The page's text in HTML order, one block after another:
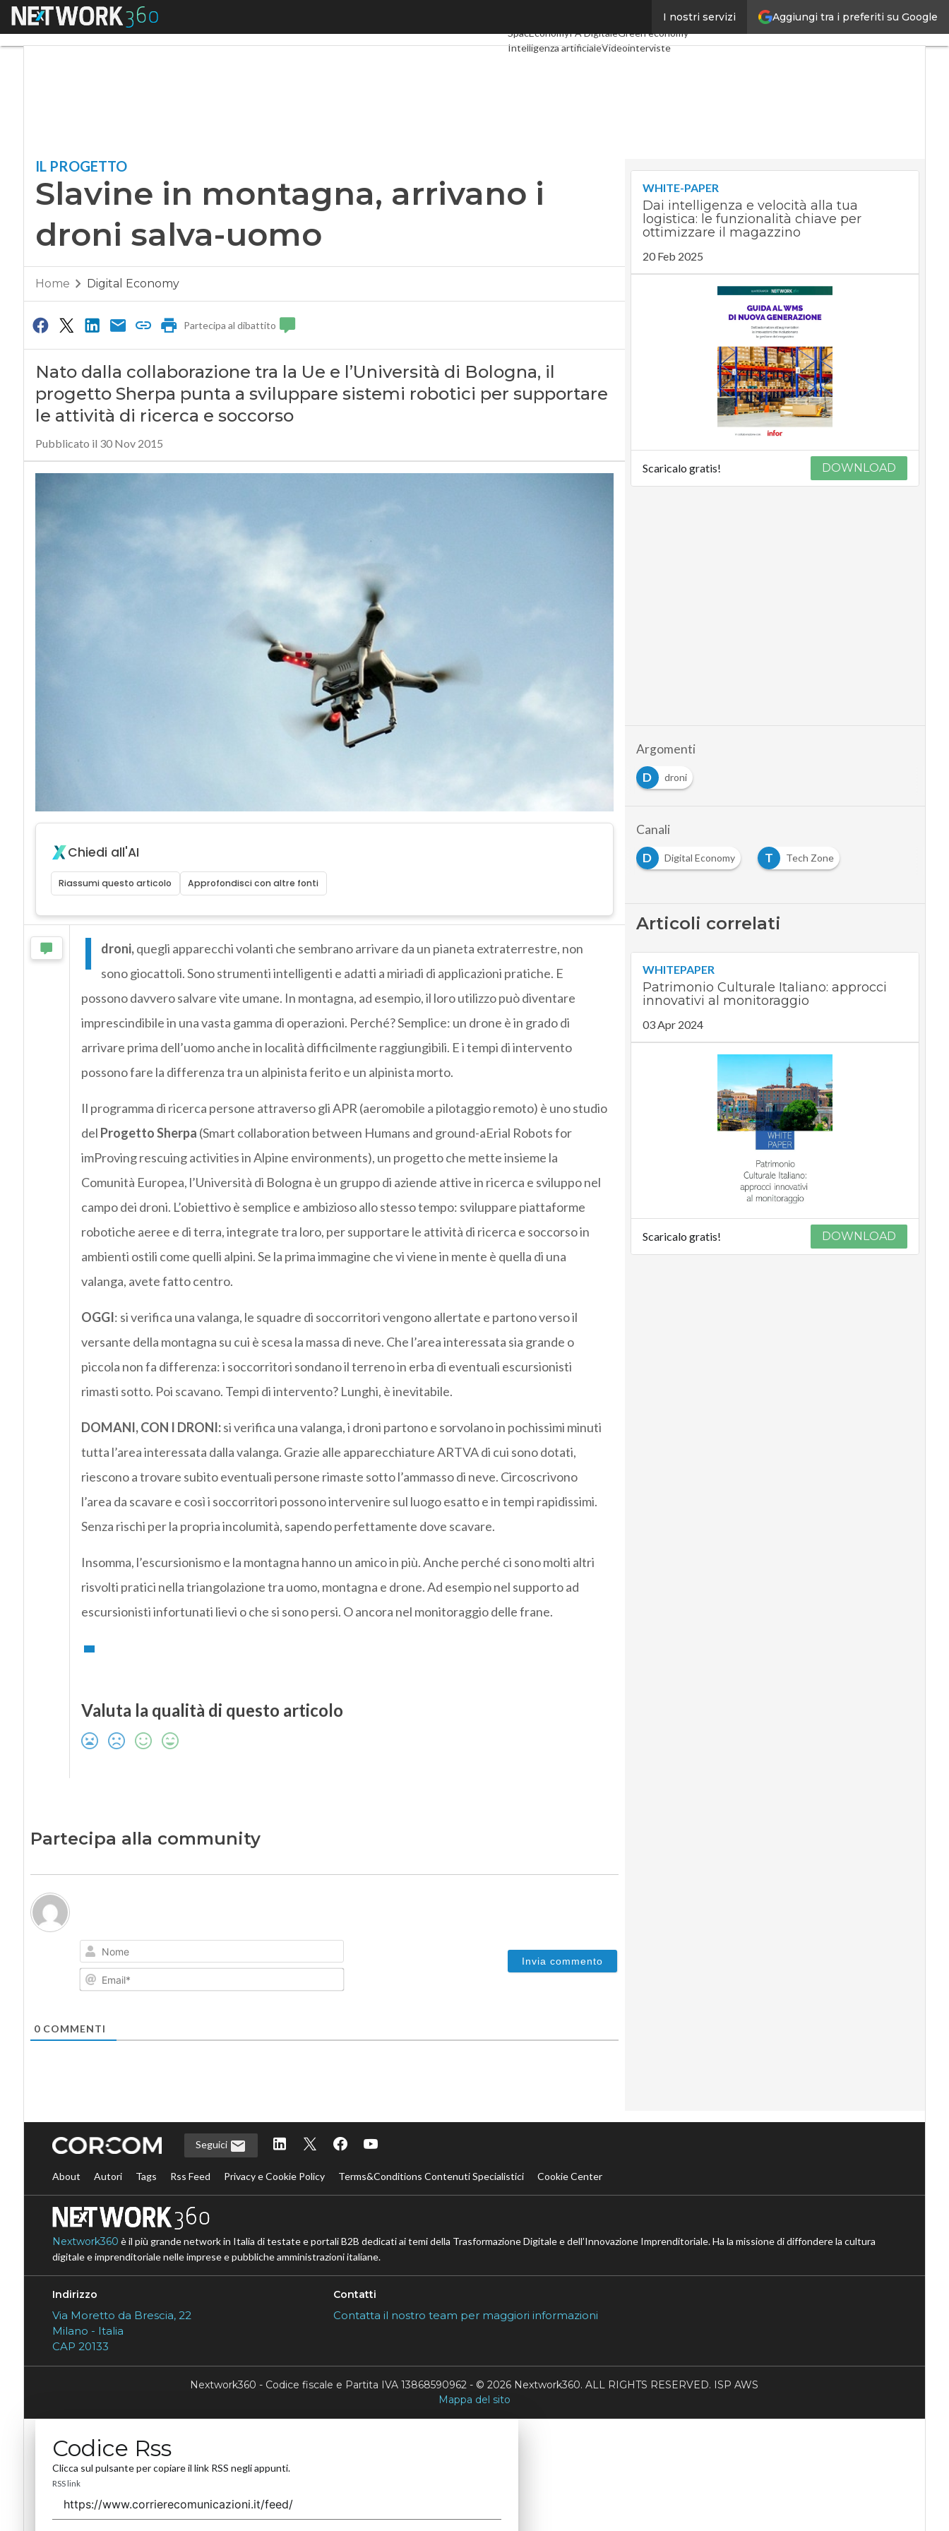
Aggiungi tra i preferiti su Google
I nostri servizi
Menu
Industria 4.0
SpacEconomyPA DigitaleGreen economy
Intelligenza artificialeVideointerviste
IL PROGETTO
Slavine in montagna, arrivano i
droni salva-uomo
Home Digital Economy
Partecipa al dibattito
Nato dalla collaborazione tra la Ue e l’Università di Bologna, il
progetto Sherpa punta a sviluppare sistemi robotici per supportare
le attività di ricerca e soccorso
Pubblicato il 30 Nov 2015
Chiedi all'AI
Riassumi questo articolo Approfondisci con altre fonti
I droni,quegli apparecchi volanti che sembrano arrivare da un pianeta extraterrestre, non
sono giocattoli. Sono strumenti intelligenti e adatti a miriadi di applicazioni pratiche. E
possono davvero salvare vite umane. In montagna, ad esempio, il loro utilizzo può diventare
imprescindibile in una vasta gamma di operazioni. Perché? Semplice: un drone è in grado di
arrivare prima dell’uomo anche in località difficilmente raggiungibili. E i tempi di intervento
possono fare la differenza tra un alpinista ferito e un alpinista morto.
Il programma di ricerca persone attraverso gli APR (aeromobile a pilotaggio remoto) è uno studio
del Progetto Sherpa (Smart collaboration between Humans and ground-aErial Robots for
imProving rescuing activities in Alpine environments), un progetto che mette insieme la
Comunità Europea, l’Università di Bologna è un gruppo di aziende attive in ricerca e sviluppo nel
campo dei droni. L’obiettivo è semplice e ambizioso allo stesso tempo: sviluppare piattaforme
robotiche aeree e di terra, integrate tra loro, per supportare le attività di ricerca e soccorso in
ambienti ostili come quelli alpini. Se la prima immagine che vi viene in mente è quella di una
valanga, avete fatto centro.
OGGI: si verifica una valanga, le squadre di soccorritori vengono allertate e partono verso il
versante della montagna su cui è scesa la massa di neve. Che l’area interessata sia grande o
piccola non fa differenza: i soccorritori sondano il terreno in erba di eventuali escursionisti
rimasti sotto. Poi scavano. Tempi di intervento? Lunghi, è inevitabile.
DOMANI, CON I DRONI:si verifica una valanga, i droni partono e sorvolano in pochissimi minuti
tutta l’area interessata dalla valanga. Grazie alle apparecchiature ARTVA di cui sono dotati,
riescono a trovare subito eventuali persone rimaste sotto l’ammasso di neve. Circoscrivono
l’area da scavare e così i soccorritori possono intervenire sul luogo esatto e in tempi rapidissimi.
Senza rischi per la propria incolumità, sapendo perfettamente dove scavare.
Insomma, l’escursionismo e la montagna hanno un amico in più. Anche perché ci sono molti altri
risvolti pratici nella triangolazione tra uomo, montagna e drone. Ad esempio nel supporto ad
escursionisti infortunati lievi o che si sono persi. O ancora nel monitoraggio delle frane.
Valuta la qualità di questo articolo
Partecipa alla community
Nome
Email*
0COMMENTI
WHITE-PAPER
Dai intelligenza e velocità alla tua
logistica: le funzionalità chiave per
ottimizzare il magazzino
20 Feb 2025
Scaricalo gratis! DOWNLOAD
Argomenti
D
droni
Canali
D
Digital Economy T Tech Zone
Articoli correlati
WHITEPAPER
Patrimonio Culturale Italiano: approcci
innovativi al monitoraggio
03 Apr 2024
Scaricalo gratis! DOWNLOAD
Seguici
About Autori Tags Rss Feed Privacy e Cookie Policy Terms&Conditions Contenuti Specialistici Cookie Center
Nextwork360 è il più grande network in Italia di testate e portali B2B dedicati ai temi della Trasformazione Digitale e dell’Innovazione Imprenditoriale. Ha la missione di diffondere la cultura
digitale e imprenditoriale nelle imprese e pubbliche amministrazioni italiane.
Indirizzo
Via Moretto da Brescia, 22
Milano - Italia
CAP 20133
Contatti
Contatta il nostro team per maggiori informazioni
Nextwork360 - Codice fiscale e Partita IVA 13868590962 - © 2026 Nextwork360. ALL RIGHTS RESERVED. ISP AWS
Mappa del sito
Codice Rss
Clicca sul pulsante per copiare il link RSS negli appunti.
RSS link